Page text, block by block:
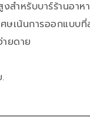
ำหรับบาร์ร้านอาหา
ษเน้นการออกแบบที่
ยดาย